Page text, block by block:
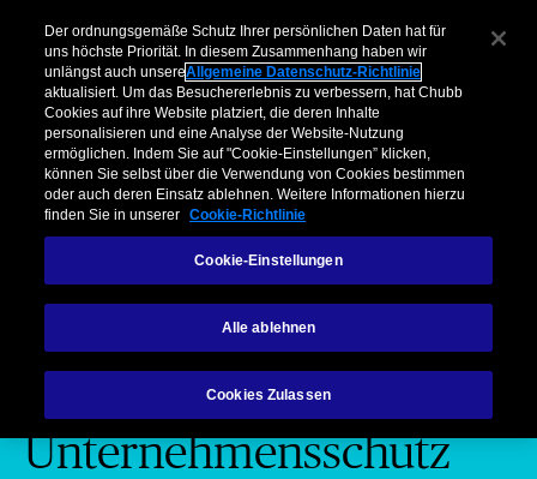
Unternehmen​
Menu
Makler Privatkunden & Partner​ Kooperationen
Unternehmen: Expertise als
Unternehmen Makler
Expertise als
Unternehmensschutz
Der ordnungsgemäße Schutz Ihrer persönlichen Daten hat für
uns höchste Priorität. In diesem Zusammenhang haben wir
unlängst auch unsereAllgemeine Datenschutz-Richtlinie
aktualisiert. Um das Besuchererlebnis zu verbessern, hat Chubb
Cookies auf ihre Website platziert, die deren Inhalte
personalisieren und eine Analyse der Website-Nutzung
ermöglichen. Indem Sie auf "Cookie-Einstellungen” klicken,
können Sie selbst über die Verwendung von Cookies bestimmen
oder auch deren Einsatz ablehnen. Weitere Informationen hierzu
finden Sie in unserer Cookie-Richtlinie
Cookie-Einstellungen
Alle ablehnen
Cookies Zulassen